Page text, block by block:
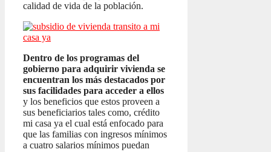
calidad de vida de la población.
Dentro de los programas del
gobierno para adquirir vivienda se
encuentran los más destacados por
sus facilidades para acceder a ellos
y los beneficios que estos proveen a
sus beneficiarios tales como, crédito
mi casa ya el cual está enfocado para
que las familias con ingresos mínimos
a cuatro salarios mínimos puedan